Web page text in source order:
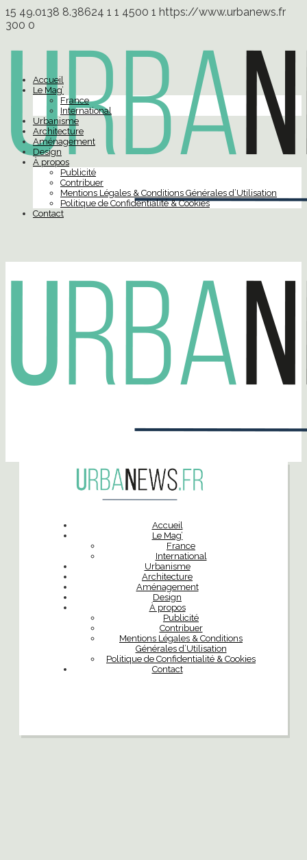
15 49.0138 8.38624 1 1 4500 1 https://www.urbanews.fr
300 0
Accueil
Le Mag’
France
International
Urbanisme
Architecture
Aménagement
Design
À propos
Publicité
Contribuer
Mentions Légales & Conditions Générales d’Utilisation
Politique de Confidentialité & Cookies
Contact
Accueil
Le Mag’
France
International
Urbanisme
Architecture
Aménagement
Design
À propos
Publicité
Contribuer
Mentions Légales & Conditions
Générales d’Utilisation
Politique de Confidentialité & Cookies
Contact